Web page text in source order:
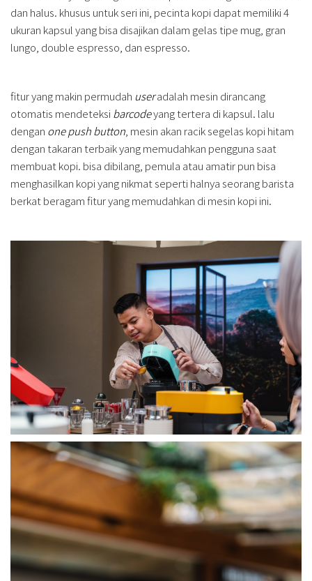
dan halus. khusus untuk seri ini, pecinta kopi dapat memiliki 4
ukuran kapsul yang bisa disajikan dalam gelas tipe mug, gran
lungo, double espresso, dan espresso.
fitur yang makin permudah useradalah mesin dirancang
otomatis mendeteksi barcodeyang tertera di kapsul. lalu
dengan one push button, mesin akan racik segelas kopi hitam
dengan takaran terbaik yang memudahkan pengguna saat
membuat kopi. bisa dibilang, pemula atau amatir pun bisa
menghasilkan kopi yang nikmat seperti halnya seorang barista
berkat beragam fitur yang memudahkan di mesin kopi ini.